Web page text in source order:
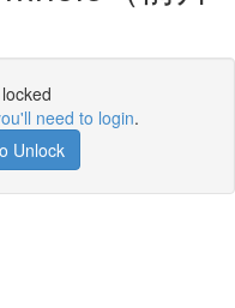
need to login.
Unlock